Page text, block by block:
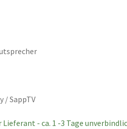
/ SappTV
- ca. 1 -3 Tage